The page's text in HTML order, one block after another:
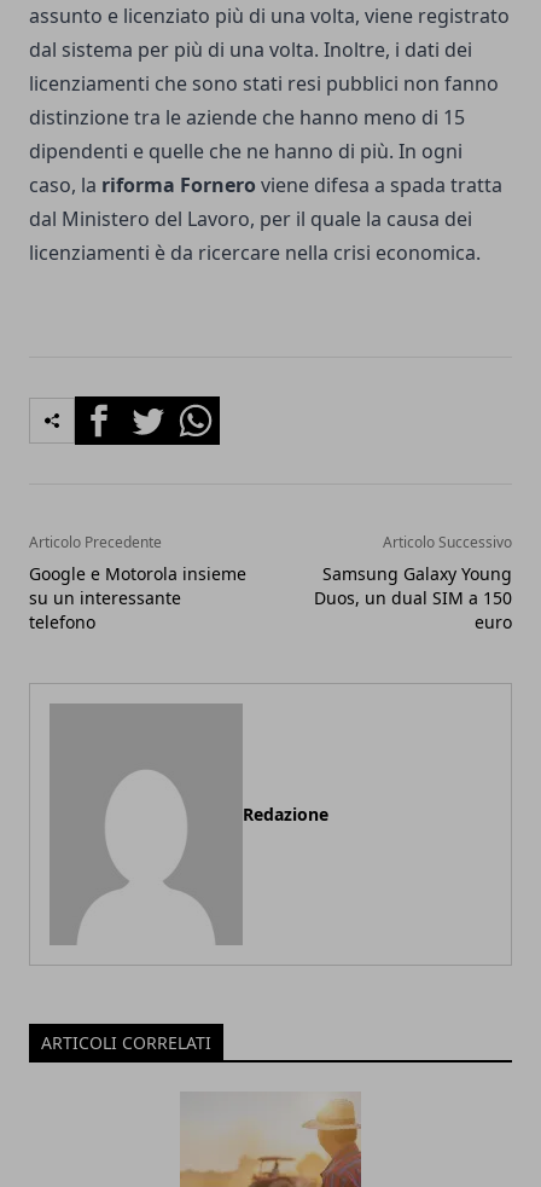
assunto e licenziato più di una volta, viene registrato
dal sistema per più di una volta. Inoltre, i dati dei
licenziamenti che sono stati resi pubblici non fanno
distinzione tra le aziende che hanno meno di 15
dipendenti e quelle che ne hanno di più. In ogni
caso, la riforma Fornero viene difesa a spada tratta
dal Ministero del Lavoro, per il quale la causa dei
licenziamenti è da ricercare nella crisi economica.
FacebookTwitterWhatsapp
Articolo Precedente
Google e Motorola insieme
su un interessante
telefono
Articolo Successivo
Samsung Galaxy Young
Duos, un dual SIM a 150
euro
Redazione
ARTICOLI CORRELATI